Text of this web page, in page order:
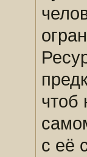
чтоб
с её